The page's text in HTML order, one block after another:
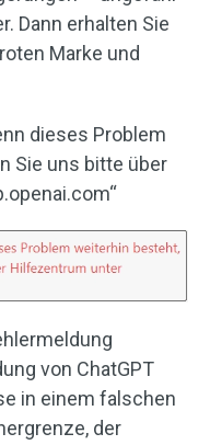
Dann erhalten Sie
Marke und
dieses Problem
Sie uns bitte über
von ChatGPT
in einem falschen
der